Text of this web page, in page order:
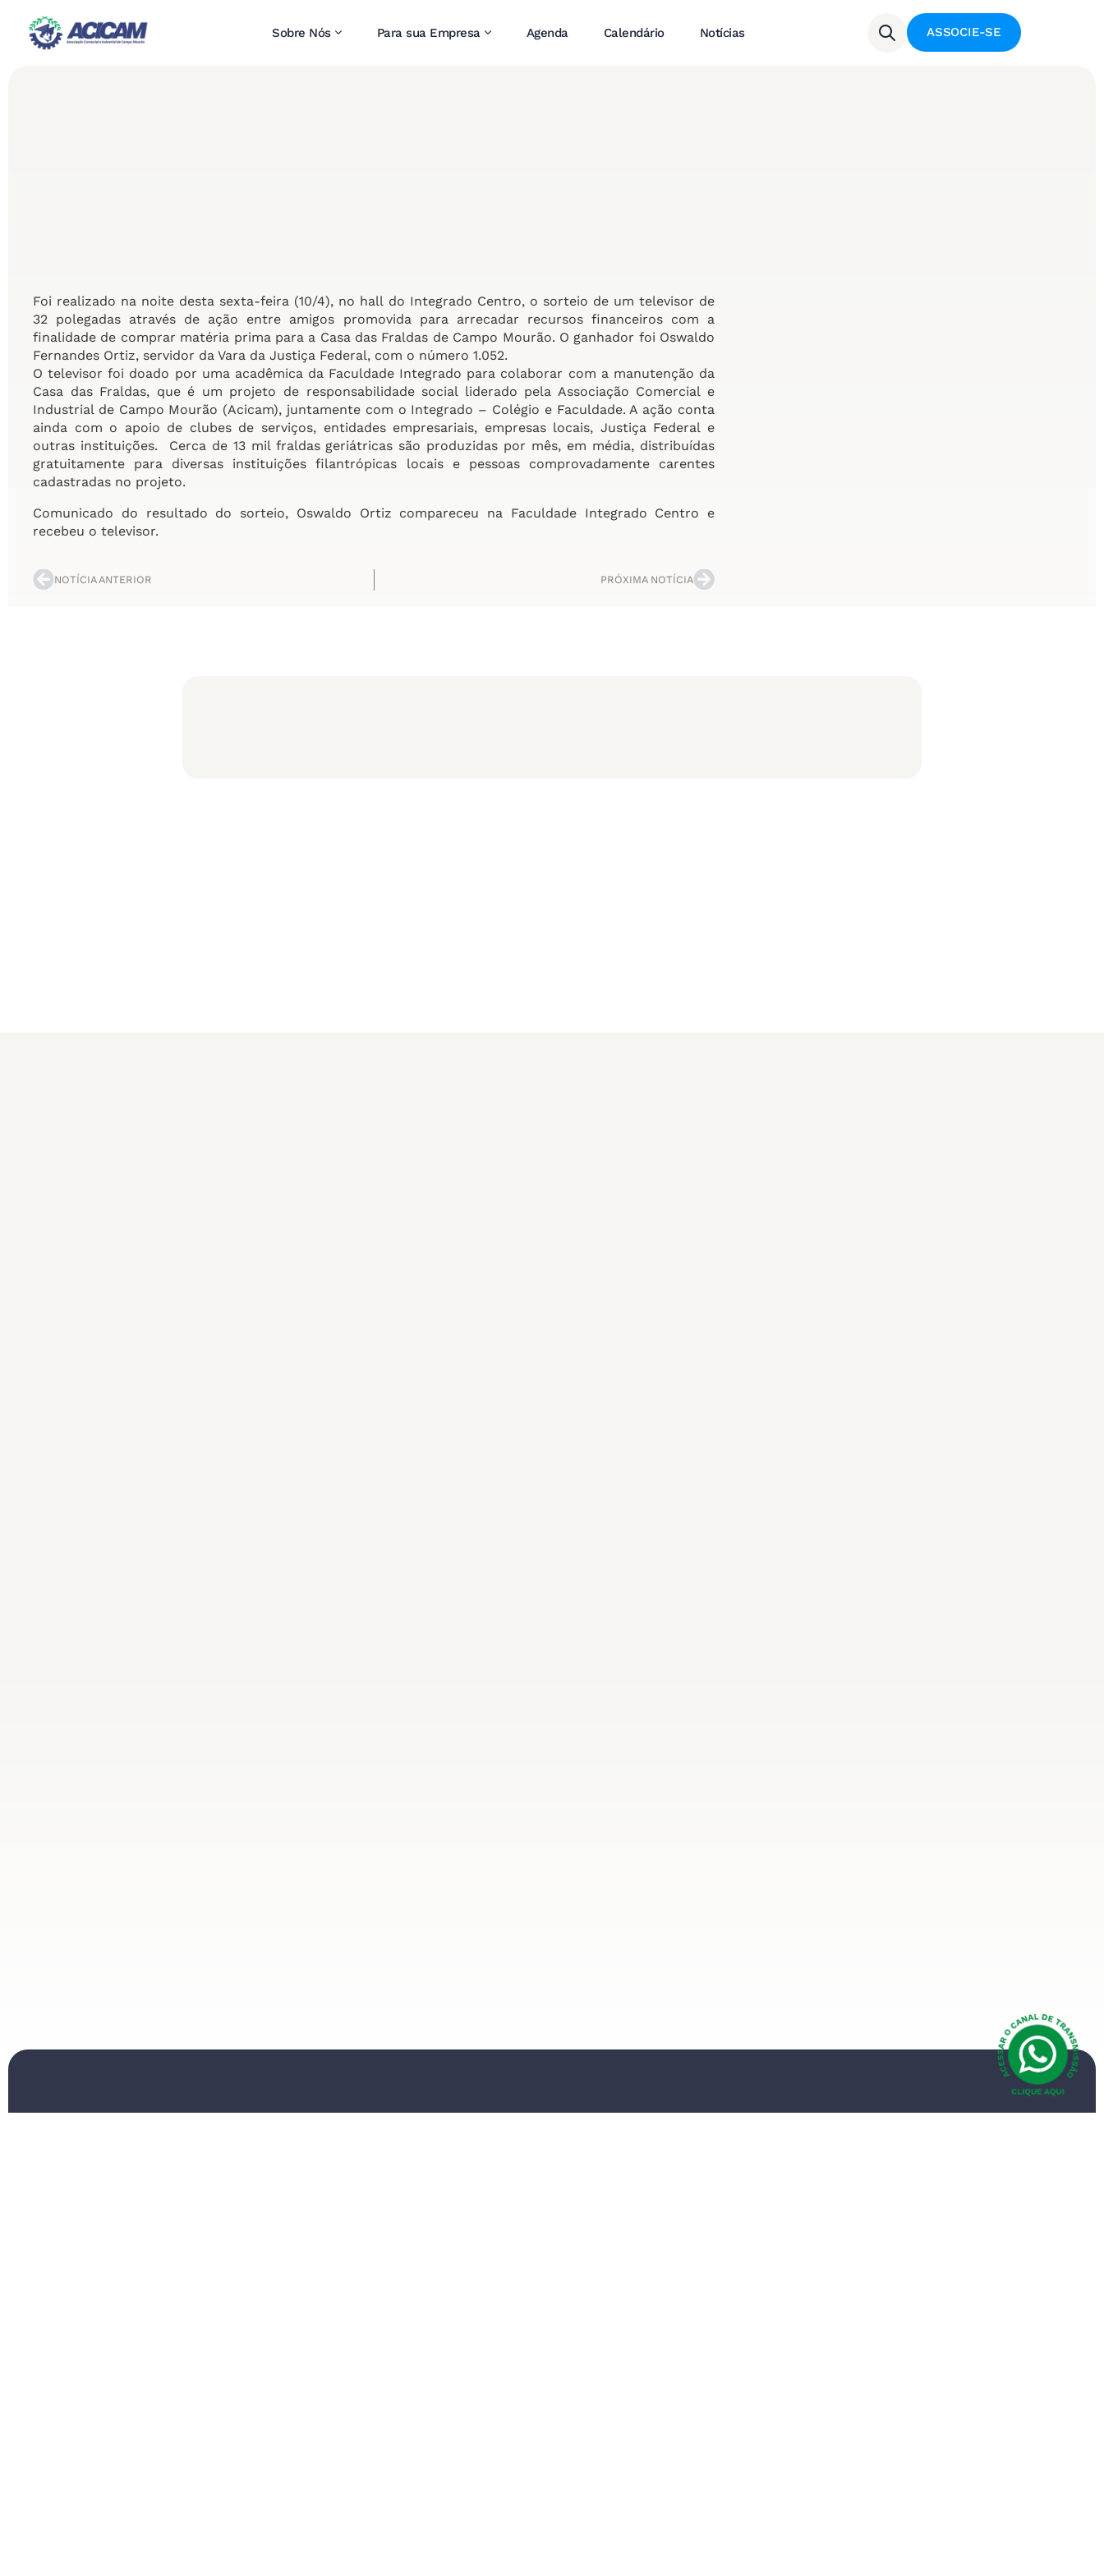
Sobre Nós Para sua Empresa Agenda Calendário Notícias ASSOCIE-SE
Foi realizado na noite desta sexta-feira (10/4), no hall do Integrado Centro, o sorteio de um televisor de
32 polegadas através de ação entre amigos promovida para arrecadar recursos financeiros com a
finalidade de comprar matéria prima para a Casa das Fraldas de Campo Mourão. O ganhador foi Oswaldo
Fernandes Ortiz, servidor da Vara da Justiça Federal, com o número 1.052.
O televisor foi doado por uma acadêmica da Faculdade Integrado para colaborar com a manutenção da
Casa das Fraldas, que é um projeto de responsabilidade social liderado pela Associação Comercial e
Industrial de Campo Mourão (Acicam), juntamente com o Integrado – Colégio e Faculdade. A ação conta
ainda com o apoio de clubes de serviços, entidades empresariais, empresas locais, Justiça Federal e
outras instituições. Cerca de 13 mil fraldas geriátricas são produzidas por mês, em média, distribuídas
gratuitamente para diversas instituições filantrópicas locais e pessoas comprovadamente carentes
cadastradas no projeto.
Comunicado do resultado do sorteio, Oswaldo Ortiz compareceu na Faculdade Integrado Centro e
recebeu o televisor.
NOTÍCIA ANTERIOR PRÓXIMA NOTÍCIA